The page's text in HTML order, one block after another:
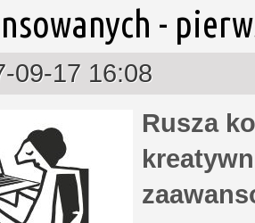
-
09-17 16:08
Rusza